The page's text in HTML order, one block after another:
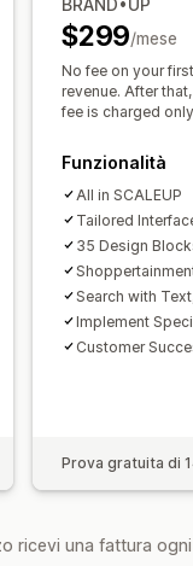
personalizzato
Modelli per
scorte
$299/mese
No fee on your
revenue. After
fee is charged
Funzionalità
All in SCALEUP
Tailored
35 Design
Search with
Implement
Customer
Prova gratuita di
ricevi una fattura